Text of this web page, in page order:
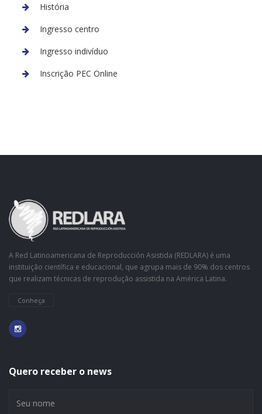
História
Ingresso centro
Ingresso indivíduo
Inscrição PEC Online
A Red Latinoamericana de Reproducción Asistida (REDLARA) é uma
instituição científica e educacional, que agrupa mais de 90% dos centros
que realizam técnicas de reprodução assistida na América Latina.
Conheça
Quero receber o news